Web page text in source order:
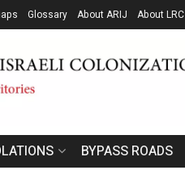
Glossary About ARIJ About LRC
BYPASS ROADS